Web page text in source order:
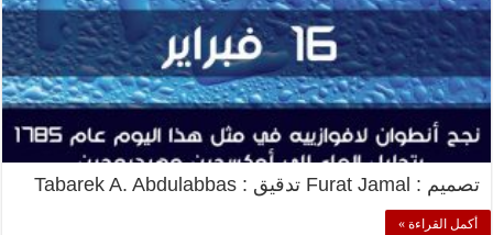
تصميم : Furat Jamal تدقيق : Tabarek A. Abdulabbas
أكمل القراءة »